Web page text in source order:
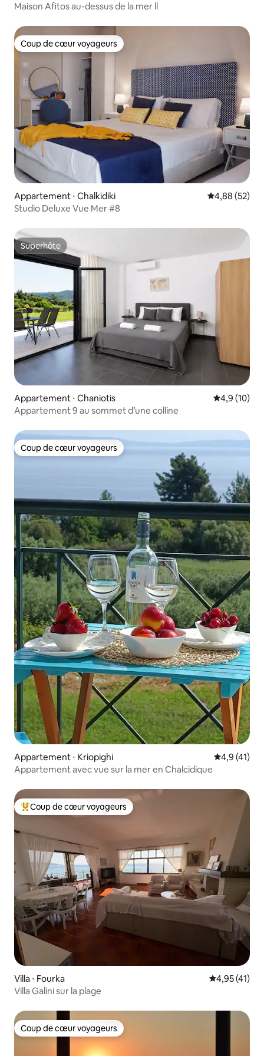
Maison Afitos au-dessus de la mer ll
Coup de cœur voyageurs
Coup de cœur voyageurs
Appartement ⋅ Chalkidiki Évaluation
4,88 (52)
Studio Deluxe Vue Mer #8
Superhôte
Superhôte
Appartement ⋅ Chaniotis Évaluation
4,9 (10)
Appartement 9 au sommet d’une colline
Coup de cœur voyageurs
Coup de cœur voyageurs
Appartement ⋅ Kriopighi Évaluation
4,9 (41)
Appartement avec vue sur la mer en Chalcidique
Coups de cœur voyageurs les plus appréciés
Coup de cœur voyageurs
Villa ⋅ Fourka Évaluation
4,95 (41)
Villa Galini sur la plage
Coup de cœur voyageurs
Coup de cœur voyageurs